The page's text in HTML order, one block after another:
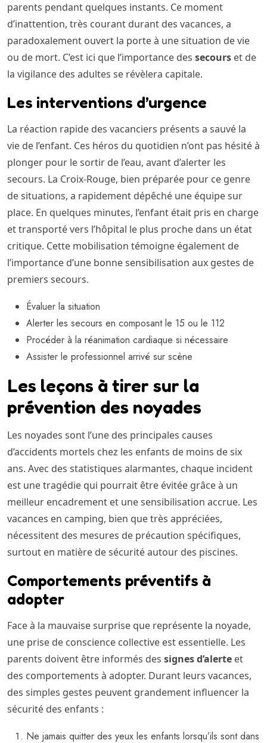
parents pendant quelques instants. Ce moment
d’inattention, très courant durant des vacances, a
paradoxalement ouvert la porte à une situation de vie
ou de mort. C’est ici que l’importance des secours et de
la vigilance des adultes se révèlera capitale.
Les interventions d’urgence
La réaction rapide des vacanciers présents a sauvé la
vie de l’enfant. Ces héros du quotidien n’ont pas hésité à
plonger pour le sortir de l’eau, avant d’alerter les
secours. La Croix-Rouge, bien préparée pour ce genre
de situations, a rapidement dépêché une équipe sur
place. En quelques minutes, l’enfant était pris en charge
et transporté vers l’hôpital le plus proche dans un état
critique. Cette mobilisation témoigne également de
l’importance d’une bonne sensibilisation aux gestes de
premiers secours.
Évaluer la situation
Alerter les secours en composant le 15 ou le 112
Procéder à la réanimation cardiaque si nécessaire
Assister le professionnel arrivé sur scène
Les leçons à tirer sur la
prévention des noyades
Les noyades sont l’une des principales causes
d’accidents mortels chez les enfants de moins de six
ans. Avec des statistiques alarmantes, chaque incident
est une tragédie qui pourrait être évitée grâce à un
meilleur encadrement et une sensibilisation accrue. Les
vacances en camping, bien que très appréciées,
nécessitent des mesures de précaution spécifiques,
surtout en matière de sécurité autour des piscines.
Comportements préventifs à
adopter
Face à la mauvaise surprise que représente la noyade,
une prise de conscience collective est essentielle. Les
parents doivent être informés des signes d’alerte et
des comportements à adopter. Durant leurs vacances,
des simples gestes peuvent grandement influencer la
sécurité des enfants :
Ne jamais quitter des yeux les enfants lorsqu’ils sont dans